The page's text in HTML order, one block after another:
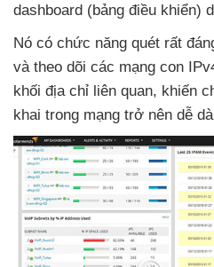
dashboard (bảng điều khiển)
Nó có chức năng quét rất
và theo dõi các mạng con
khối địa chỉ liên quan, khiến
khai trong mạng trở nên dễ